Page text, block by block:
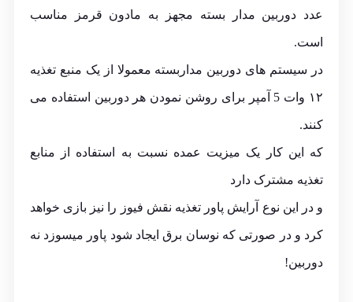
عدد دوربین مدار بسته مجهز به مادون قرمز مناسب
است.
در سیستم های دوربین مداربسته معمولا از یک منبع تغذیه
۱۲ وات 5 آمپر برای روشن نمودن هر دوربین استفاده می
کنند.
که این کار یک میزیت عمده نسبت به استفاده از منابع
تغذیه مشترک دارد
و در این نوع آرایش پاور تغذیه نقش فیوز را نیز بازی خواهد
کرد و در صورتی که نوسان برق ایجاد شود پاور میسوزد نه
دوربین!